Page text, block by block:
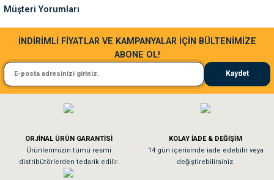
Bu ürüne benzer farklı alternatifler olmalı.
Gönder
Müşteri Yorumları
Sa**** Ta******
Kedim taze mamaya bayıldı kargo fimrasın da bir sorun yaşadım ve arkadaşlar
El**** Ek******
Köpeğim bayıldı hediyeler için teşekkürler
As**** Tu******
Tavşanım kafesinin kalitesine ve paketlemesine bayıldım
İNDİRİMLİ FİYATLAR VE KAMPANYALAR İÇİN BÜLTENİMİZE
ABONE OL!
Kaydet
ORJİNAL ÜRÜN GARANTİSİ
Ürünlerimizin tümü resmi
distribütörlerden tedarik edilir.
KOLAY İADE & DEĞİŞİM
14 gün içerisinde iade edebilir veya
değiştirebilirsiniz.